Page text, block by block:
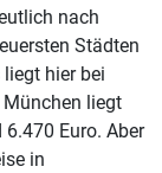
nach
Städten
hier bei
München liegt
Euro. Aber
in